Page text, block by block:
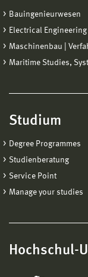
Bauingenieurwesen
Electrical
Maschinenbau |
Maritime Studies,
Studium
Degree Programmes
Studienberatung
Service Point
Manage your studies
Hochschul-